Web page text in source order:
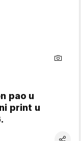
pao u
print u